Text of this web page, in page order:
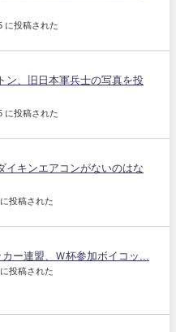
に投稿された
ン、旧日本軍兵士の写真を投
に投稿された
イキンエアコンがないのはな
投稿された
ー連盟、Ｗ杯参加ボイコッ...
投稿された